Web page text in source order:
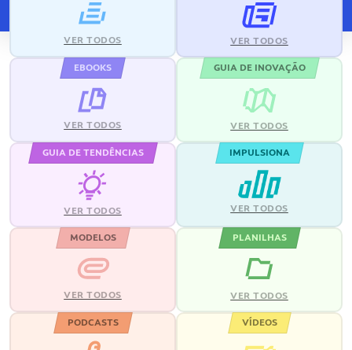
VER TODOS VER TODOS
EBOOKS
VER TODOS
GUIA DE INOVAÇÃO
VER TODOS
GUIA DE TENDÊNCIAS
VER TODOS
IMPULSIONA
VER TODOS
MODELOS
VER TODOS
PLANILHAS
VER TODOS
PODCASTS VÍDEOS